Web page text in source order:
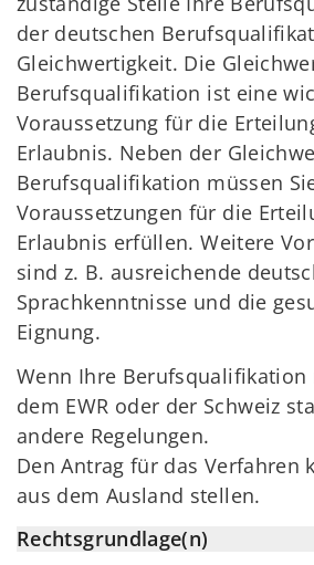
der deutschen
Gleichwertigkeit. Die
Berufsqualifikation ist eine
Voraussetzung für die
Erlaubnis. Neben der
Berufsqualifikation müssen
Voraussetzungen für die
Erlaubnis erfüllen. Weitere
sind z. B. ausreichende
Sprachkenntnisse und die
Eignung.
Wenn Ihre Berufsqualifikation
dem EWR oder der Schweiz
andere Regelungen.
Den Antrag für das Verfahren
aus dem Ausland stellen.
Rechtsgrundlage(n)